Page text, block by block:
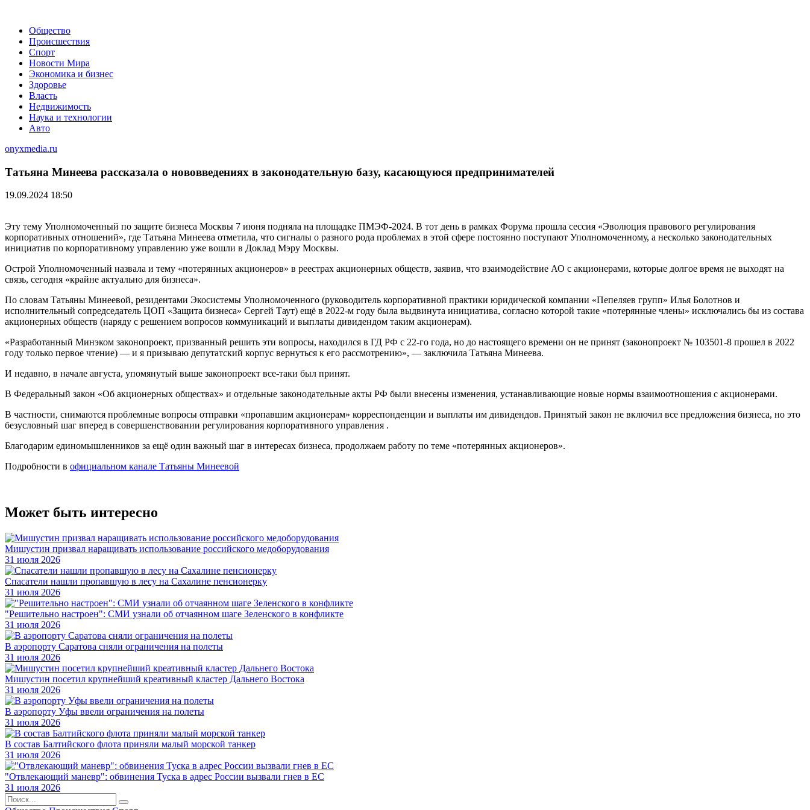
Общество
Происшествия
Спорт
Новости Мира
Экономика и бизнес
Здоровье
Власть
Недвижимость
Наука и технологии
Авто
onyxmedia.ru
Татьяна Минеева рассказала о нововведениях в законодательную базу, касающуюся предпринимателей
19.09.2024 18:50
Эту тему Уполномоченный по защите бизнеса Москвы 7 июня подняла на площадке ПМЭФ-2024. В тот день в рамках Форума прошла сессия «Эволюция правового регулирования
корпоративных отношений», где Татьяна Минеева отметила, что сигналы о разного рода проблемах в этой сфере постоянно поступают Уполномоченному, а несколько законодательных
инициатив по корпоративному управлению уже вошли в Доклад Мэру Москвы.
Острой Уполномоченный назвала и тему «потерянных акционеров» в реестрах акционерных обществ, заявив, что взаимодействие АО с акционерами, которые долгое время не выходят на
связь, сегодня «крайне актуально для бизнеса».
По словам Татьяны Минеевой, резидентами Экосистемы Уполномоченного (руководитель корпоративной практики юридической компании «Пепеляев групп» Илья Болотнов и
исполнительный сопредседатель ЦОП «Защита бизнеса» Сергей Таут) ещё в 2022-м году была выдвинута инициатива, согласно которой такие «потерянные члены» исключались бы из состава
акционерных обществ (наряду с решением вопросов коммуникаций и выплаты дивидендом таким акционерам).
«Разработанный Минэком законопроект, призванный решить эти вопросы, находился в ГД РФ с 22-го года, но до настоящего времени он не принят (законопроект № 103501-8 прошел в 2022
году только первое чтение) — и я призываю депутатский корпус вернуться к его рассмотрению», — заключила Татьяна Минеева.
И недавно, в начале августа, упомянутый выше законопроект все-таки был принят.
В Федеральный закон «Об акционерных обществах» и отдельные законодательные акты РФ были внесены изменения, устанавливающие новые нормы взаимоотношения с акционерами.
В частности, снимаются проблемные вопросы отправки «пропавшим акционерам» корреспонденции и выплаты им дивидендов. Принятый закон не включил все предложения бизнеса, но это
безусловный шаг вперед в совершенствовании регулирования корпоративного управления .
Благодарим единомышленников за ещё один важный шаг в интересах бизнеса, продолжаем работу по теме «потерянных акционеров».
Подробности в официальном канале Татьяны Минеевой
Может быть интересно
Мишустин призвал наращивать использование российского медоборудования
31 июля 2026
Спасатели нашли пропавшую в лесу на Сахалине пенсионерку
31 июля 2026
"Решительно настроен": СМИ узнали об отчаянном шаге Зеленского в конфликте
31 июля 2026
В аэропорту Саратова сняли ограничения на полеты
31 июля 2026
Мишустин посетил крупнейший креативный кластер Дальнего Востока
31 июля 2026
В аэропорту Уфы ввели ограничения на полеты
31 июля 2026
В состав Балтийского флота приняли малый морской танкер
31 июля 2026
"Отвлекающий маневр": обвинения Туска в адрес России вызвали гнев в ЕС
31 июля 2026